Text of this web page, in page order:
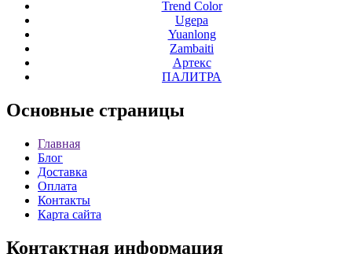
Trend Color
Ugepa
Yuanlong
Zambaiti
Артекс
ПАЛИТРА
Основные страницы
Главная
Блог
Доставка
Оплата
Контакты
Карта сайта
Контактная информация